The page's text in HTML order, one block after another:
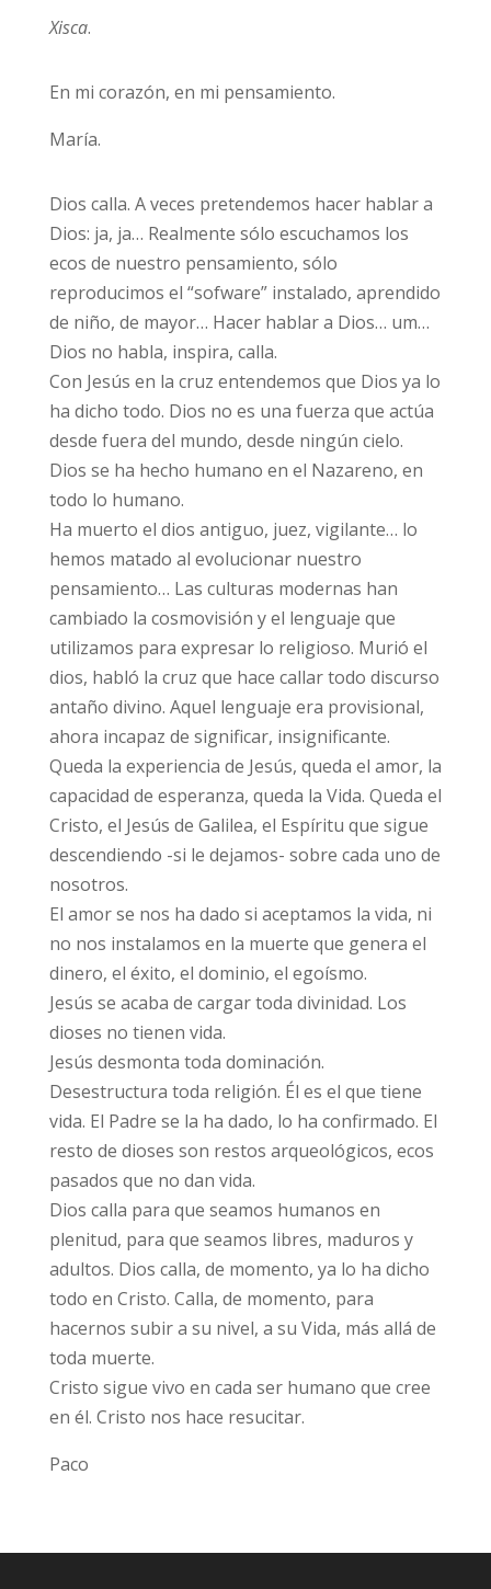
Xisca.
En mi corazón, en mi pensamiento.
María.
Dios calla. A veces pretendemos hacer hablar a
Dios: ja, ja… Realmente sólo escuchamos los
ecos de nuestro pensamiento, sólo
reproducimos el “sofware” instalado, aprendido
de niño, de mayor… Hacer hablar a Dios… um…
Dios no habla, inspira, calla.
Con Jesús en la cruz entendemos que Dios ya lo
ha dicho todo. Dios no es una fuerza que actúa
desde fuera del mundo, desde ningún cielo.
Dios se ha hecho humano en el Nazareno, en
todo lo humano.
Ha muerto el dios antiguo, juez, vigilante… lo
hemos matado al evolucionar nuestro
pensamiento… Las culturas modernas han
cambiado la cosmovisión y el lenguaje que
utilizamos para expresar lo religioso. Murió el
dios, habló la cruz que hace callar todo discurso
antaño divino. Aquel lenguaje era provisional,
ahora incapaz de significar, insignificante.
Queda la experiencia de Jesús, queda el amor, la
capacidad de esperanza, queda la Vida. Queda el
Cristo, el Jesús de Galilea, el Espíritu que sigue
descendiendo -si le dejamos- sobre cada uno de
nosotros.
El amor se nos ha dado si aceptamos la vida, ni
no nos instalamos en la muerte que genera el
dinero, el éxito, el dominio, el egoísmo.
Jesús se acaba de cargar toda divinidad. Los
dioses no tienen vida.
Jesús desmonta toda dominación.
Desestructura toda religión. Él es el que tiene
vida. El Padre se la ha dado, lo ha confirmado. El
resto de dioses son restos arqueológicos, ecos
pasados que no dan vida.
Dios calla para que seamos humanos en
plenitud, para que seamos libres, maduros y
adultos. Dios calla, de momento, ya lo ha dicho
todo en Cristo. Calla, de momento, para
hacernos subir a su nivel, a su Vida, más allá de
toda muerte.
Cristo sigue vivo en cada ser humano que cree
en él. Cristo nos hace resucitar.
Paco